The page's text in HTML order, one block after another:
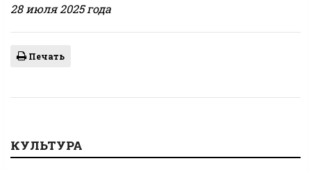
28 июля 2025 года
Печать
КУЛЬТУРА